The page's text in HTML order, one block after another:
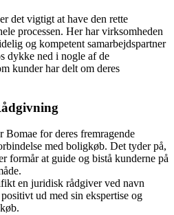
det vigtigt at have den rette
processen. Her har virksomheden
og kompetent samarbejdspartner
dykke ned i nogle af de
kunder har delt om deres
for deres fremragende
med boligkøb. Det tyder på,
formår at guide og bistå kunderne på
en juridisk rådgiver ved navn
ud med sin ekspertise og